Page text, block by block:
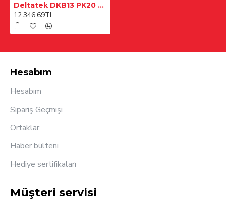
Deltatek DKB13 PK20 5 Sıva Altı Kabin Çağrı Butonyeri
12.346,69TL
Hesabım
Hesabım
Sipariş Geçmişi
Ortaklar
Haber bülteni
Hediye sertifikaları
Müşteri servisi